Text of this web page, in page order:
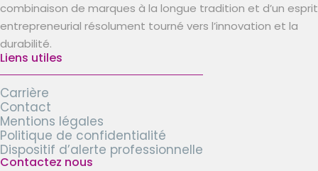
combinaison de marques à la longue tradition et d’un esprit
entrepreneurial résolument tourné vers l’innovation et la
durabilité.
Liens utiles
Carrière
Contact
Mentions légales
Politique de confidentialité
Dispositif d’alerte professionnelle
Contactez nous